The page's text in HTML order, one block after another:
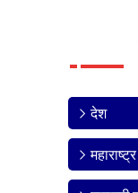
देश
महाराष्ट्र